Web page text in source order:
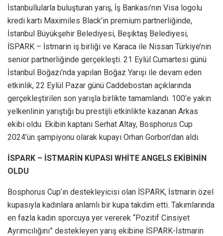
İstanbullularla buluşturan yarış, İş Bankası’nın Visa logolu
kredi kartı Maximiles Black’in premium partnerliğinde,
İstanbul Büyükşehir Belediyesi, Beşiktaş Belediyesi,
İSPARK – İstmarin iş birliği ve Karaca ile Nissan Türkiye’nin
senior partnerliğinde gerçekleşti. 21 Eylül Cumartesi günü
İstanbul Boğazı’nda yapılan Boğaz Yarışı ile devam eden
etkinlik, 22 Eylül Pazar günü Caddebostan açıklarında
gerçekleştirilen son yarışla birlikte tamamlandı. 100’e yakın
yelkenlinin yarıştığı bu prestijli etkinlikte kazanan Arkas
ekibi oldu. Ekibin kaptanı Serhat Altay, Bosphorus Cup
2024’ün şampiyonu olarak kupayı Orhan Gorbon’dan aldı.
İSPARK – İSTMARİN KUPASI WHİTE ANGELS EKİBİNİN
OLDU
Bosphorus Cup’ın destekleyicisi olan İSPARK, İstmarin özel
kupasıyla kadınlara anlamlı bir kupa takdim etti. Takımlarında
en fazla kadın sporcuya yer vererek “Pozitif Cinsiyet
Ayrımcılığını” destekleyen yarış ekibine İSPARK-İstmarin